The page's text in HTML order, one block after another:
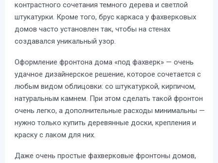
контрастного сочетания темного дерева и светлой
штукатурки. Кроме того, брус каркаса у фахверковых
домов часто установлен так, чтобы на стенах
создавался уникальный узор.
Оформление фронтона дома «под фахверк» — очень
удачное дизайнерское решение, которое сочетается с
любым видом облицовки: со штукатуркой, кирпичом,
натуральным камнем. При этом сделать такой фронтон
очень легко, а дополнительные расходы минимальны —
нужно только купить деревянные доски, крепления и
краску с лаком для них.
Даже очень простые фахверковые фронтоны домов,